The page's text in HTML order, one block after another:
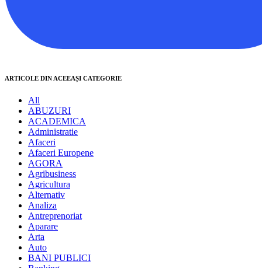
ARTICOLE DIN ACEEAȘI CATEGORIE
All
ABUZURI
ACADEMICA
Administratie
Afaceri
Afaceri Europene
AGORA
Agribusiness
Agricultura
Alternativ
Analiza
Antreprenoriat
Aparare
Arta
Auto
BANI PUBLICI